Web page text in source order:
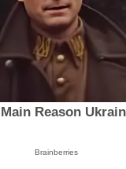
Reason
Brainberries